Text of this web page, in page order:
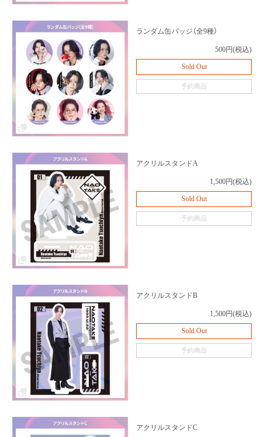
ランダム缶バッジ（全9種）
500円(税込)
Sold Out
予約商品
アクリルスタンドA
1,500円(税込)
Sold Out
予約商品
アクリルスタンドB
1,500円(税込)
Sold Out
予約商品
アクリルスタンドC